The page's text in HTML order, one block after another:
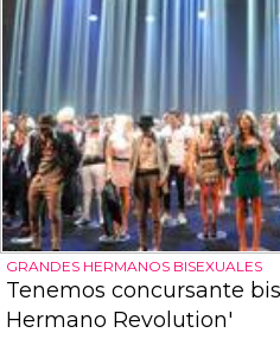
GRANDES HERMANOS BISEXUALES
Tenemos concursante
Hermano Revolution'